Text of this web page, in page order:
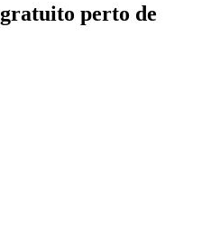
perto de